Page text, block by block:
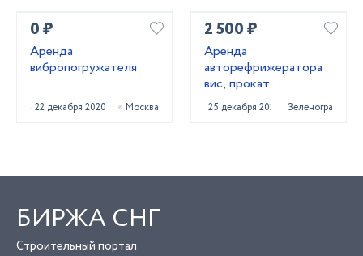
0 ₽
Аренда
вибропогружателя
22 декабря 2020 Москва
2 500 ₽
Аренда
авторефрижератора
вис, прокат
рефрижератора
25 декабря 2020 Зеленоград
БИРЖА СНГ
Строительный портал